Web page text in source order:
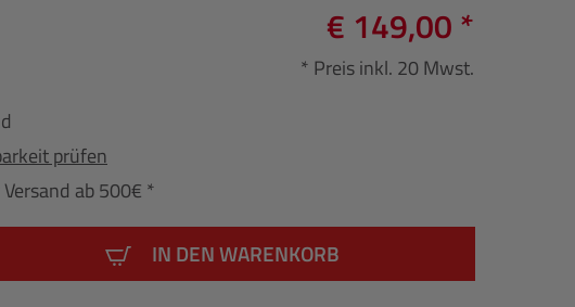
€ 149,00 *
* Preis inkl. 20 Mwst.
prüfen
ab 500€ *
IN DEN WARENKORB